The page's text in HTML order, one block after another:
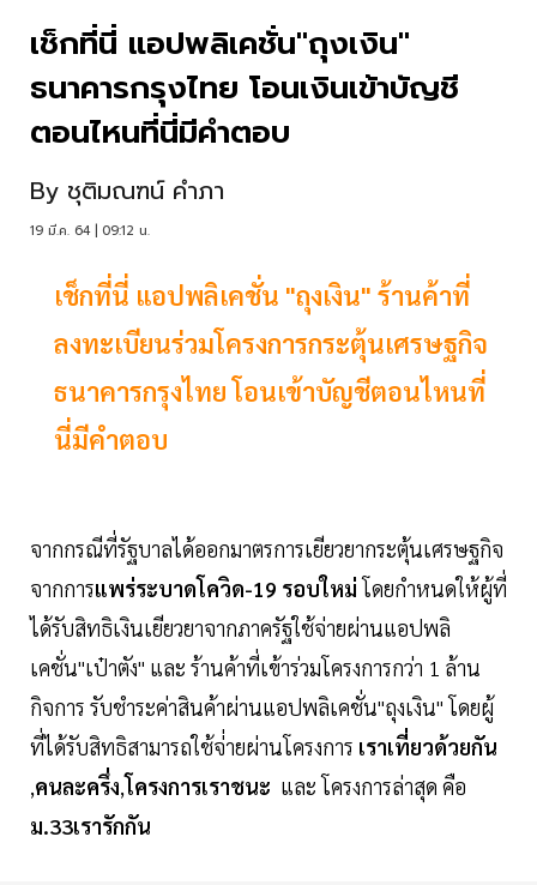
เช็กที่นี่ แอปพลิเคชั่น"ถุงเงิน"
ธนาคารกรุงไทย โอนเงินเข้าบัญชี
ตอนไหนที่นี่มีคำตอบ
By ชุติมณฑน์ คำภา
19 มี.ค. 64 | 09:12 น.
เช็กที่นี่ แอปพลิเคชั่น "ถุงเงิน" ร้านค้าที่
ลงทะเบียนร่วมโครงการกระตุ้นเศรษฐกิจ
ธนาคารกรุงไทย โอนเข้าบัญชีตอนไหนที่
นี่มีคำตอบ
จากกรณีที่รัฐบาลได้ออกมาตรการเยียวยากระตุ้นเศรษฐกิจ
จากการแพร่ระบาดโควิด-19 รอบใหม่โดยกำหนดให้ผู้ที่
ได้รับสิทธิเงินเยียวยาจากภาครัฐใช้จ่ายผ่านแอปพลิ
เคชั่น"เป๋าตัง" และ ร้านค้าที่เข้าร่วมโครงการกว่า 1 ล้าน
กิจการ รับชำระค่าสินค้าผ่านแอปพลิเคชั่น"ถุงเงิน" โดยผู้
ที่ได้รับสิทธิสามารถใช้จ่่ายผ่านโครงการ เราเที่ยวด้วยกัน
คนละครึ่ง,โครงการเราชนะ และ โครงการล่าสุด คือ
ม.33เรารักกัน